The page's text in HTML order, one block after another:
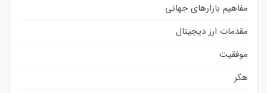
مفاهیم بازارهای جهانی
مقدمات ارز دیجیتال
موفقیت
هکر